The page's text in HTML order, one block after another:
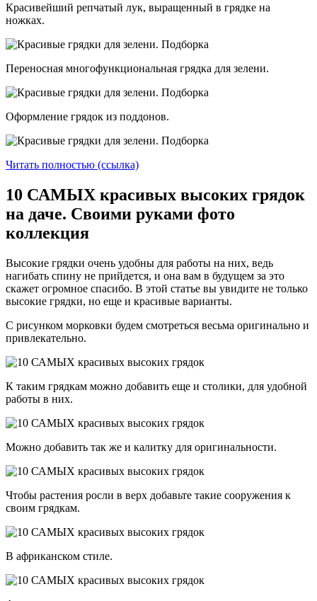
Красивейший репчатый лук, выращенный в грядке на
ножках.
Переносная многофункциональная грядка для зелени.
Оформление грядок из поддонов.
Читать полностью (ссылка)
10 САМЫХ красивых высоких грядок
на даче. Своими руками фото
коллекция
Высокие грядки очень удобны для работы на них, ведь
нагибать спину не прийдется, и она вам в будущем за это
скажет огромное спасибо. В этой статье вы увидите не только
высокие грядки, но еще и красивые варианты.
С рисунком морковки будем смотреться весьма оригинально и
привлекательно.
К таким грядкам можно добавить еще и столики, для удобной
работы в них.
Можно добавить так же и калитку для оригинальности.
Чтобы растения росли в верх добавьте такие сооружения к
своим грядкам.
В африканском стиле.